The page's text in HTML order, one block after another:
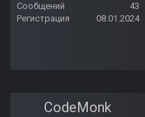
Сообщений
43
Регистрация
08.01.2024
CodeMonk